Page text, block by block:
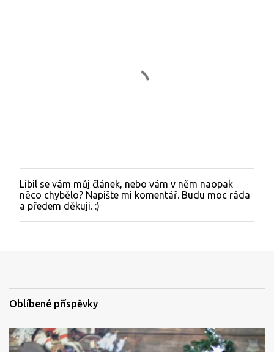
O
k
o
m
a
Líbil se vám můj článek, nebo vám v něm naopak
něco chybělo? Napište mi komentář. Budu moc ráda
a předem děkuji. :)
Oblíbené příspěvky